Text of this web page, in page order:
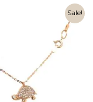
Sale!
Первоначальная
Текущая
326,00 €.